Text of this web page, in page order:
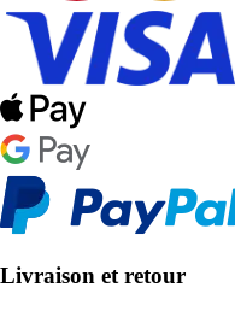
Livraison et retour